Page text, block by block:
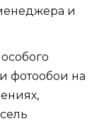
и
фотообои на